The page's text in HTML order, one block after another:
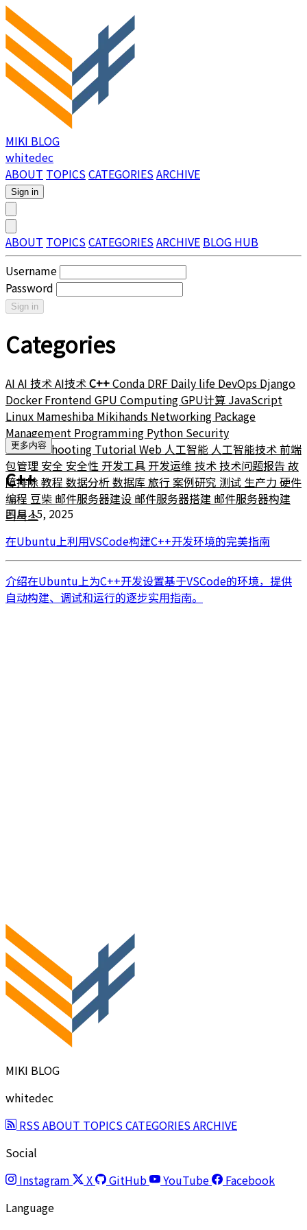
MIKI BLOG
whitedec
ABOUT TOPICSCATEGORIESARCHIVE
Sign in
ABOUT TOPICSCATEGORIESARCHIVE BLOG HUB
Username
Password
Sign in
Categories
AI AI 技术AI技术C++Conda DRF Daily life DevOps Django
DockerFrontend GPU ComputingGPU计算 JavaScript
Linux Mameshiba Mikihands Networking Package
Management Programming Python Security
Troubleshooting Tutorial Web 人工智能 人工智能技术前端
包管理 安全 安全性 开发工具 开发运维技术技术问题报告 故
障排除教程 数据分析数据库旅行案例研究 测试 生产力 硬件
编程 豆柴 邮件服务器建设 邮件服务器搭建 邮件服务器构建
리눅스
更多内容
C++
四月 15, 2025
在Ubuntu上利用VSCode构建C++开发环境的完美指南
介绍在Ubuntu上为C++开发设置基于VSCode的环境，提供
自动构建、调试和运行的逐步实用指南。
MIKI BLOG
whitedec
RSSABOUT TOPICSCATEGORIESARCHIVE
Social
Instagram
X GitHub YouTube
Facebook
Language